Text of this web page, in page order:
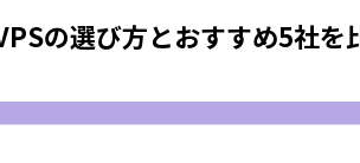
の選び方とおすすめ5社を